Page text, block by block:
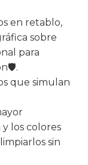
en retablo,
sobre
para
que simulan
los colores
sin